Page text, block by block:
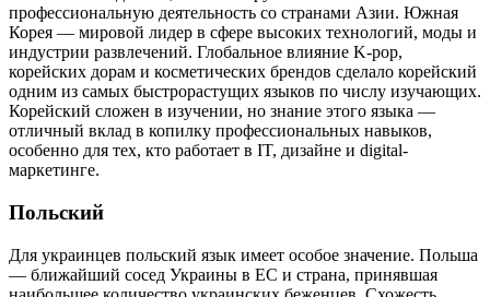
профессиональную деятельность со странами Азии. Южная
Корея — мировой лидер в сфере высоких технологий, моды и
индустрии развлечений. Глобальное влияние K-pop,
корейских дорам и косметических брендов сделало корейский
одним из самых быстрорастущих языков по числу изучающих.
Корейский сложен в изучении, но знание этого языка —
отличный вклад в копилку профессиональных навыков,
особенно для тех, кто работает в IT, дизайне и digital-
маркетинге.
Польский
Для украинцев польский язык имеет особое значение. Польша
— ближайший сосед Украины в ЕС и страна, принявшая